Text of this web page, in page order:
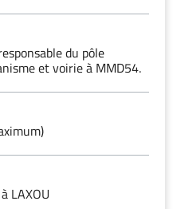
du pôle
et voirie à MMD54.
LAXOU